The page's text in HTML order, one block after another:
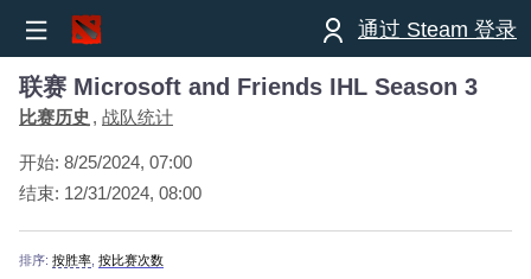
通过 Steam 登录
联赛 Microsoft and Friends IHL Season 3
比赛历史 战队统计
开始: 8/25/2024, 07:00
结束: 12/31/2024, 08:00
排序: 按胜率 按比赛次数